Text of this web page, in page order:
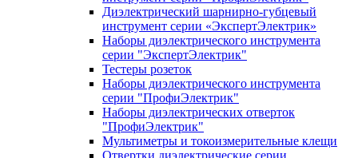
Диэлектрический шарнирно-губцевый
инструмент серии «ЭкспертЭлектрик»
Наборы диэлектрического инструмента
серии "ЭкспертЭлектрик"
Тестеры розеток
Наборы диэлектрического инструмента
серии "ПрофиЭлектрик"
Наборы диэлектрических отверток
"ПрофиЭлектрик"
Мультиметры и токоизмерительные клещи
Отвертки диэлектрические серии